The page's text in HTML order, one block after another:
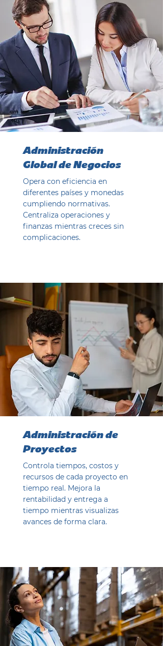
Administración
Global de Negocios
Opera con eficiencia en
diferentes países y monedas
cumpliendo normativas.
Centraliza operaciones y
finanzas mientras creces sin
complicaciones.
Administración de
Proyectos
Controla tiempos, costos y
recursos de cada proyecto en
tiempo real. Mejora la
rentabilidad y entrega a
tiempo mientras visualizas
avances de forma clara.